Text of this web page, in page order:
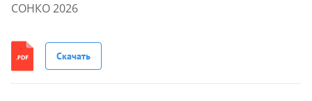
СОНКО 2026
Скачать